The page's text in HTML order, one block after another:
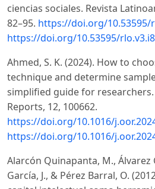
ciencias sociales. Revista
82–95. https://doi.org/10.53595/
https://doi.org/10.53595/
Ahmed, S. K. (2024). How to
technique and determine
simplified guide for
Reports, 12, 100662.
https://doi.org/10.1016/
https://doi.org/10.1016/
Alarcón Quinapanta, M., Álvarez
García, J., & Pérez Barral, O.